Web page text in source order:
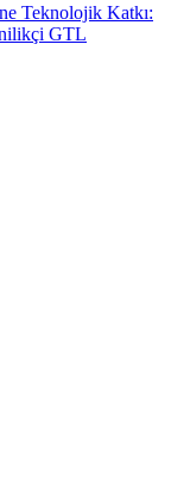
Teknolojik Katkı:
GTL